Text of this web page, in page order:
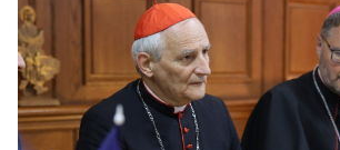
поблагодарил Ватикан и Папу Льва
внимание к гуманитарным
российской агрессии. На встрече